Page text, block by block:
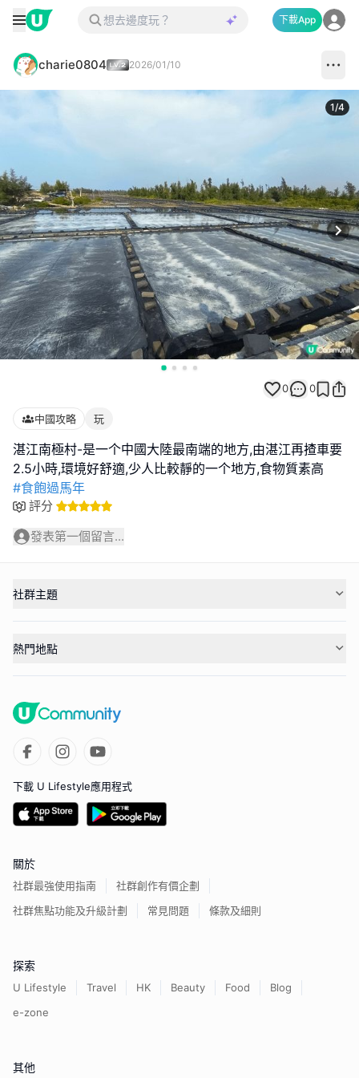
下載App
charie0804 2026/01/10
1/4
0 0
中國攻略 玩
湛江南極村-是一个中國大陸最南端的地方,由湛江再揸車要
#食飽過馬年
評分
發表第一個留言...
社群主題
熱門地點
下載 U Lifestyle應用程式
關於
社群最強使用指南
社群創作有價企劃
社群焦點功能及升級計劃
常見問題 條款及細則
探索
U Lifestyle Travel HK Beauty Food
Blog
e-zone
其他